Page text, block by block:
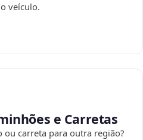
veículo.
e Carretas
ou carreta para outra região?